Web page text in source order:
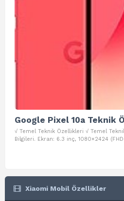
Google Pixel 10a Teknik
√ Temel Teknik Özellikleri √ Temel
Bilgileri. Ekran: 6.3 inç, 1080×2424
Xiaomi Mobil Özellikler